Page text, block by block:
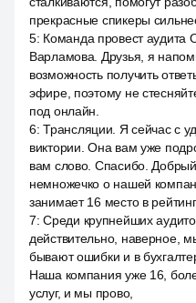
прекрасные спикеры
5: Команда провест аудита
Варламова. Друзья, я
возможность получить
эфире, поэтому не
под онлайн.
6:Трансляции. Я сейчас с
виктории. Она вам уже
вам слово. Спасибо.
немножечко о нашей
занимает 16 место в
7:Среди крупнейших
действительно, наверное,
бывают ошибки и в
Наша компания уже 16,
услуг, и мы прово,